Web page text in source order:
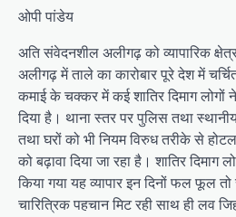
ओपी पांडेय
अति संवेदनशील अलीगढ़ को व्यापारिक
अलीगढ़ में ताले का कारोबार पूरे देश में
कमाई के चक्कर में कई शातिर दिमाग लोगों
दिया है। थाना स्तर पर पुलिस तथा
तथा घरों को भी नियम विरुध तरीके से
को बढ़ावा दिया जा रहा है। शातिर दिमाग
किया गया यह व्यापार इन दिनों फल फूल
चारित्रिक पहचान मिट रही साथ ही लव